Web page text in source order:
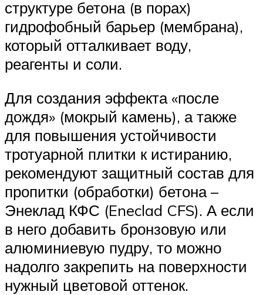
структуре бетона (в порах)
гидрофобный барьер (мембрана),
который отталкивает воду,
реагенты и соли.
Для создания эффекта «после
дождя» (мокрый камень), а также
для повышения устойчивости
тротуарной плитки к истиранию,
рекомендуют защитный состав для
пропитки (обработки) бетона –
Энеклад КФС (Eneclad CFS). А если
в него добавить бронзовую или
алюминиевую пудру, то можно
надолго закрепить на поверхности
нужный цветовой оттенок.